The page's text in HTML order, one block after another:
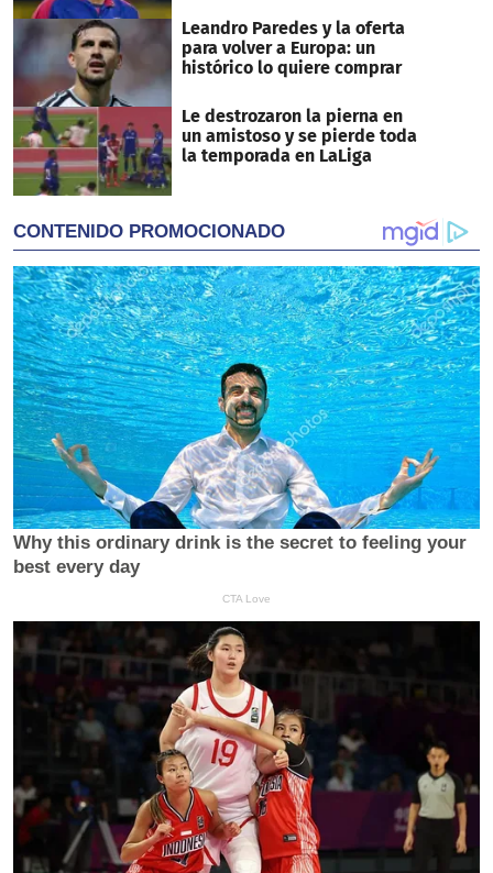
Leandro Paredes y la oferta
para volver a Europa: un
histórico lo quiere comprar
Le destrozaron la pierna en
un amistoso y se pierde toda
la temporada en LaLiga